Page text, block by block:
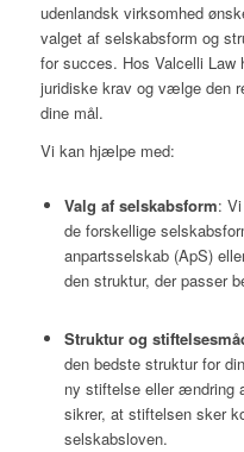
udenlandsk virksomhed
valget af selskabsform og
for succes. Hos Valcelli
juridiske krav og vælge den
dine mål.
Vi kan hjælpe med:
Valg af selskabsform:
de forskellige
anpartsselskab (ApS)
den struktur, der passer
Struktur og
den bedste struktur for
ny stiftelse eller ændring
sikrer, at stiftelsen sker
selskabsloven.